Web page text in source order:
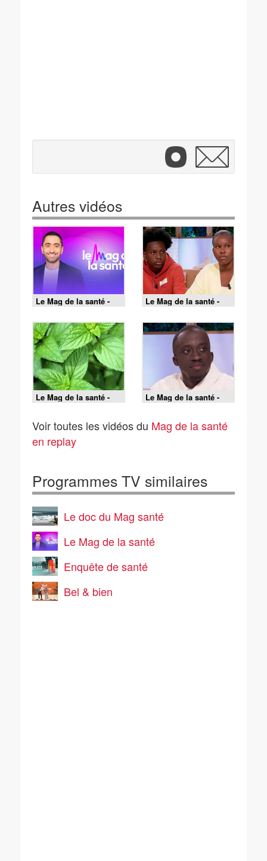
Autres vidéos
Le Mag de la santé -
19/06/2026
Le Mag de la santé -
18/06/2026
Le Mag de la santé -
17/06/2026
Le Mag de la santé -
16/06/2026
Voir toutes les vidéos du Mag de la santé
en replay
Programmes TV similaires
Le doc du Mag santé
Le Mag de la santé
Enquête de santé
Bel & bien